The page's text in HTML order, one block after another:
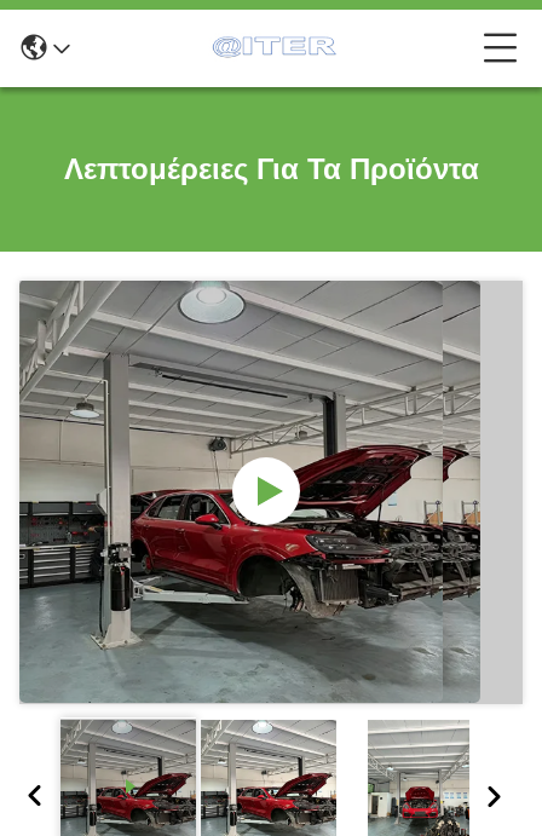
Λεπτομέρειες Για Τα Προϊόντα